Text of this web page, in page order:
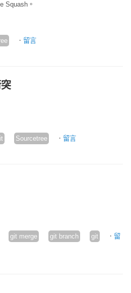
Squash。
· 留言
Sourcetree · 留言
git merge git branch git · 留